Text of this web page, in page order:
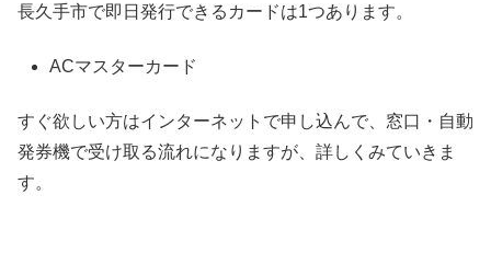
長久手市で即日発行できるカードは1つあります。
ACマスターカード
すぐ欲しい方はインターネットで申し込んで、窓口・自動
発券機で受け取る流れになりますが、詳しくみていきま
す。